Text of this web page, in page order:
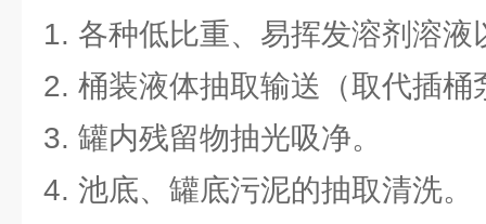
1. 各种低比重、易挥发溶剂溶液
2. 桶装液体抽取输送（取代插桶
3. 罐内残留物抽光吸净。
4. 池底、罐底污泥的抽取清洗。